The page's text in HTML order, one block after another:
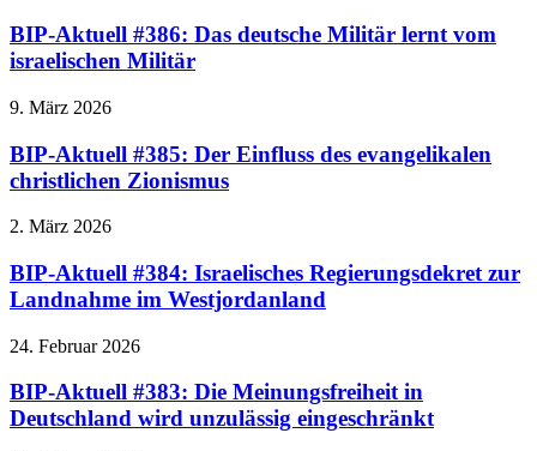
BIP-Aktuell #386: Das deutsche Militär lernt vom
israelischen Militär
9. März 2026
BIP-Aktuell #385: Der Einfluss des evangelikalen
christlichen Zionismus
2. März 2026
BIP-Aktuell #384: Israelisches Regierungsdekret zur
Landnahme im Westjordanland
24. Februar 2026
BIP-Aktuell #383: Die Meinungsfreiheit in
Deutschland wird unzulässig eingeschränkt